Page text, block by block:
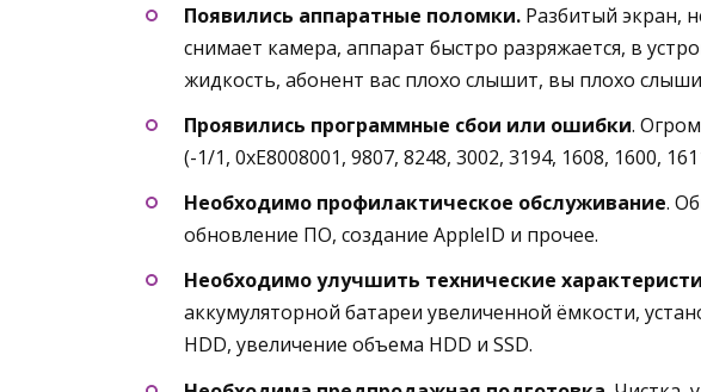
Появились аппаратные поломки. Разбитый экран,
снимает камера, аппарат быстро разряжается, в
жидкость, абонент вас плохо слышит, вы плохо
Проявились программные сбои или ошибки.
(-1/1, 0xE8008001, 9807, 8248, 3002, 3194, 1608, 1600,
Необходимо профилактическое обслуживание.
обновление ПО, создание AppleID и прочее.
Необходимо улучшить технические
аккумуляторной батареи увеличенной ёмкости,
HDD, увеличение объема HDD и SSD.